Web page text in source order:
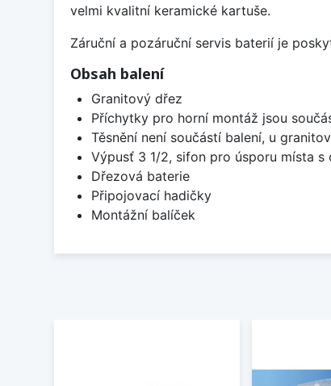
velmi kvalitní keramické kartuše.
Záruční a pozáruční servis baterií je
Obsah balení
Granitový dřez
Příchytky pro horní montáž jsou
Těsnění není součástí balení, u
Výpusť 3 1/2, sifon pro úsporu místa s
Dřezová baterie
Připojovací hadičky
Montážní balíček